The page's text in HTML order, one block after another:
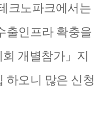
크노파크에서는
출인프라 확충을
개별참가」지
하오니 많은 신청